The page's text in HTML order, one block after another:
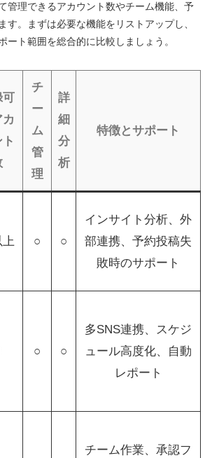
管理できるアカウント数やチーム機能、予
す。まずは必要な機能をリストアップし、
ート範囲を総合的に比較しましょう。
可
チ
ー
ム
管
理
詳
細
分
析
特徴とサポート
上 ○ ○
インサイト分析、外
部連携、予約投稿失
敗時のサポート
○ ○
多SNS連携、スケジ
ュール高度化、自動
レポート
チーム作業、承認フ